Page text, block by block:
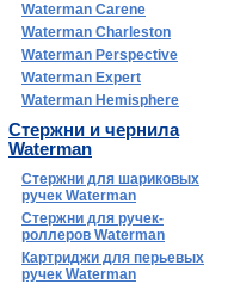
Waterman Carene
Waterman Charleston
Waterman Perspective
Waterman Expert
Waterman Hemisphere
Стержни и чернила
Waterman
Стержни для шариковых
ручек Waterman
Стержни для ручек-
роллеров Waterman
Картриджи для перьевых
ручек Waterman